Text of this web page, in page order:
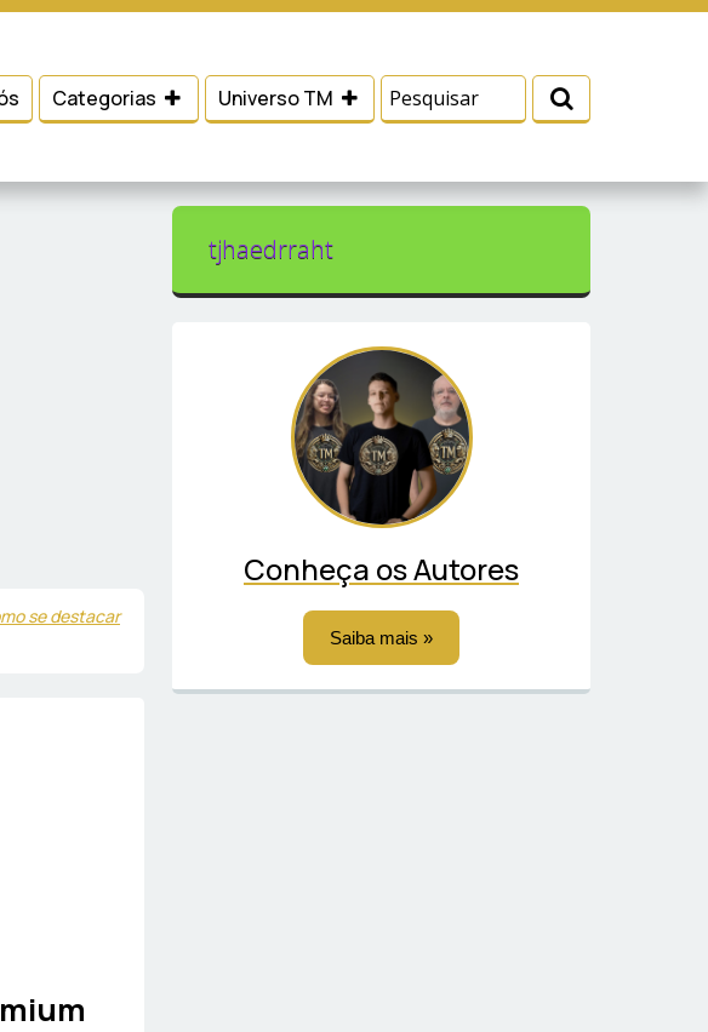
Categorias Universo TM
se destacar
tjhaedrraht
Conheça os Autores
Saiba mais »